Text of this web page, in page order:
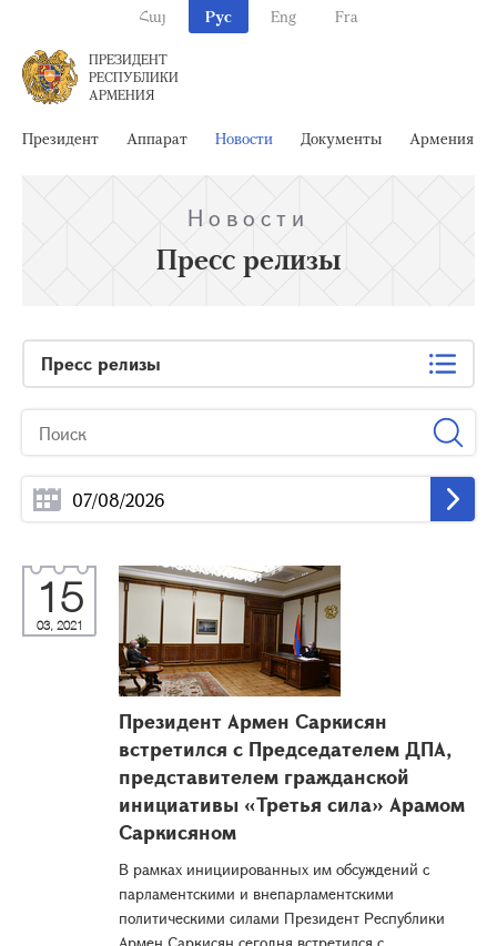
Հայ Рус Eng Fra
ПРЕЗИДЕНТ
РЕСПУБЛИКИ
АРМЕНИЯ
Президент Аппарат Новости Документы Армения
Новости
Пресс релизы
Пресс релизы
15
03, 2021
Президент Армен Саркисян
встретился с Председателем ДПА,
представителем гражданской
инициативы «Третья сила» Арамом
Саркисяном
В рамках инициированных им обсуждений с
парламентскими и внепарламентскими
политическими силами Президент Республики